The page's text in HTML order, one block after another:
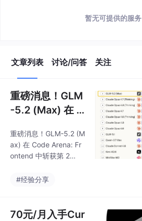
暂无可提供的服务
文章列表 讨论/问答 关注
重磅消息！GLM
-5.2 (Max) 在 C
ntend 中斩获第
2 名
重磅消息！GLM-5.2 (M
ax) 在 Code Arena: Fr
ontend 中斩获第 2
7 (Thinking) 高出 29
型中表现最优的，对 Ki
#经验分享
70元/月入手Cur